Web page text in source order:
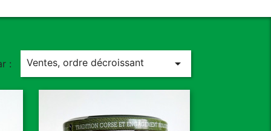
: Ventes, ordre décroissant 